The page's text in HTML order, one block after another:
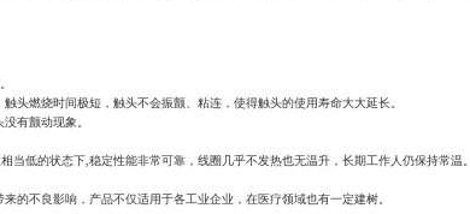
头燃烧时间极短，触头不会振颤、粘连，使得触头的使用寿命大大延长。
有颤动现象。
低的状态下,稳定性能非常可靠，线圈几乎不发热也无温升，长期工作人仍保持常温。
的不良影响，产品不仅适用于各工业企业，在医疗领域也有一定建树。